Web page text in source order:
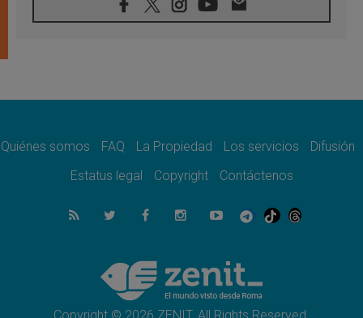
08.08.2026
León XIV visitará el Santuario de la Madre
07.08.2026
07.08.2026
el compromiso del cristiano"
La matanza de niños en Gaza no cesa: 300
muertos en 300 días
Tagle: La guerra desfigura el mundo, solo la
revelación de Dios lo transfigura
Quiénes somos FAQ La Propiedad Los servicios
Difusión
Estatus legal
Copyright Contáctenos
Copyright © 2026 ZENIT. All Rights Reserved.